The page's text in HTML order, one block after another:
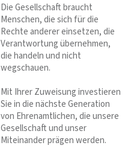
Die Gesellschaft braucht
Menschen, die sich für die
Rechte anderer einsetzen, die
Verantwortung übernehmen,
die handeln und nicht
wegschauen.
Mit Ihrer Zuweisung investieren
Sie in die nächste Generation
von Ehrenamtlichen, die unsere
Gesellschaft und unser
Miteinander prägen werden.